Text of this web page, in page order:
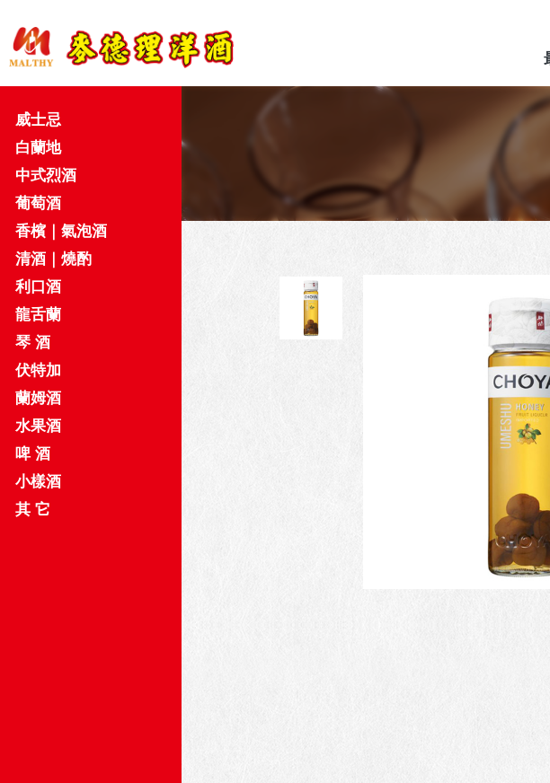
威士忌
白蘭地
中式烈酒
葡萄酒
香檳｜氣泡酒
清酒｜燒酌
利口酒
龍舌蘭
琴 酒
伏特加
蘭姆酒
水果酒
啤 酒
小樣酒
其 它